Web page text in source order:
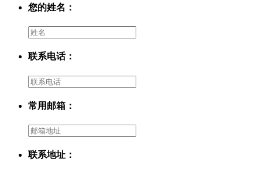
您的姓名：
联系电话：
常用邮箱：
联系地址：